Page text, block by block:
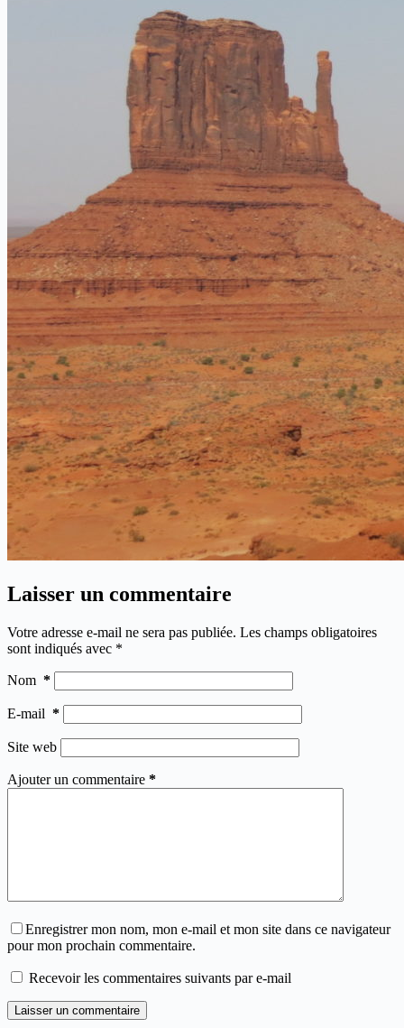
Laisser un commentaire
Votre adresse e-mail ne sera pas publiée. Les champs obligatoires
sont indiqués avec *
Nom *
E-mail *
Site web
Ajouter un commentaire *
Enregistrer mon nom, mon e-mail et mon site dans ce navigateur
pour mon prochain commentaire.
Recevoir les commentaires suivants par e-mail
Laisser un commentaire